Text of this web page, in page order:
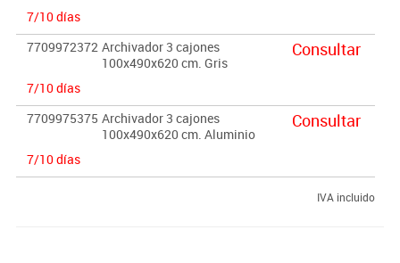
7/10 días
7709972372 Archivador 3 cajones
100x490x620 cm. Gris
7/10 días
Consultar
7709975375 Archivador 3 cajones
100x490x620 cm. Aluminio
7/10 días
Consultar
IVA incluido